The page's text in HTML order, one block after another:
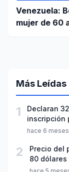
Venezuela:
mujer de 60
Más Leídas
1
Declaran
inscripción
hace 6 meses
2
Precio del
80